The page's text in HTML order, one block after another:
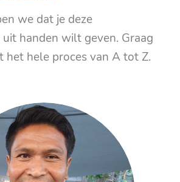
we dat je deze
handen wilt geven. Graag
het hele proces van A tot Z.